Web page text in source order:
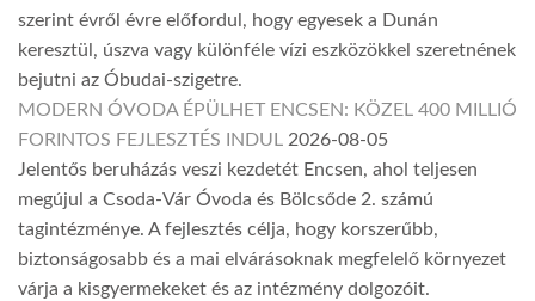
szerint évről évre előfordul, hogy egyesek a Dunán
keresztül, úszva vagy különféle vízi eszközökkel szeretnének
bejutni az Óbudai-szigetre.
MODERN ÓVODA ÉPÜLHET ENCSEN: KÖZEL 400 MILLIÓ
FORINTOS FEJLESZTÉS INDUL 2026-08-05
Jelentős beruházás veszi kezdetét Encsen, ahol teljesen
megújul a Csoda-Vár Óvoda és Bölcsőde 2. számú
tagintézménye. A fejlesztés célja, hogy korszerűbb,
biztonságosabb és a mai elvárásoknak megfelelő környezet
várja a kisgyermekeket és az intézmény dolgozóit.